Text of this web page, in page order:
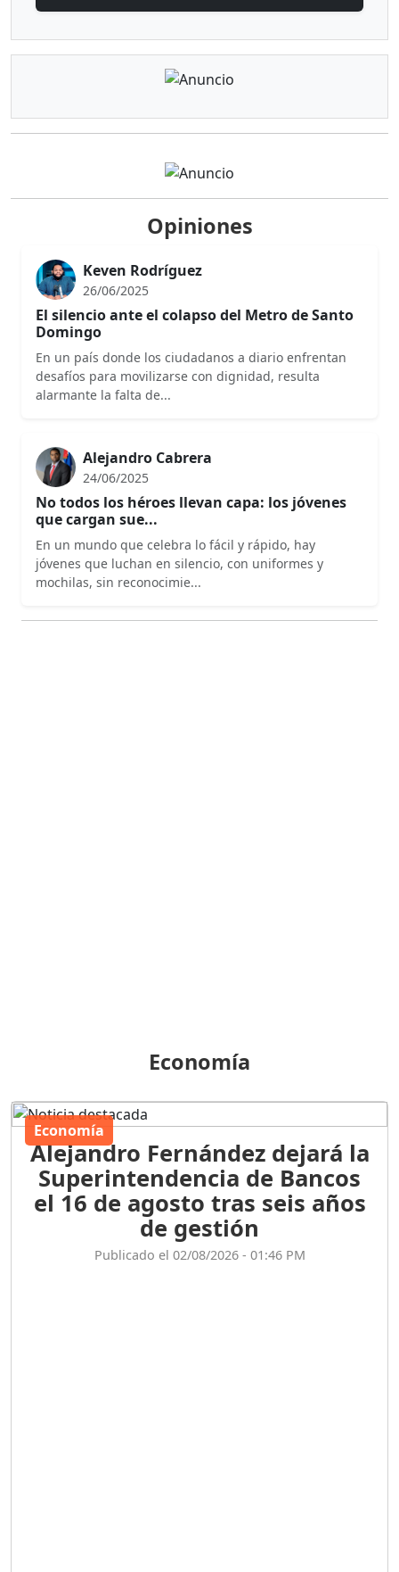
Opiniones
Keven Rodríguez
26/06/2025
El silencio ante el colapso del Metro de Santo
Domingo
En un país donde los ciudadanos a diario enfrentan
desafíos para movilizarse con dignidad, resulta
alarmante la falta de...
Alejandro Cabrera
24/06/2025
No todos los héroes llevan capa: los jóvenes
que cargan sue...
En un mundo que celebra lo fácil y rápido, hay
jóvenes que luchan en silencio, con uniformes y
mochilas, sin reconocimie...
Economía
Economía
Alejandro Fernández dejará la
Superintendencia de Bancos
el 16 de agosto tras seis años
de gestión
Publicado el 02/08/2026 - 01:46 PM